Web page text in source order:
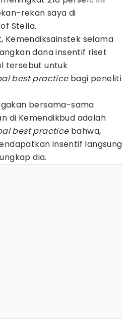
rekan saya di
Stella.
Kemendiksainstek selama
dana insentif riset
tersebut untuk
best practicebagi peneliti
bersama-sama
di Kemendikbud adalah
best practicebahwa,
insentif langsung
dia.